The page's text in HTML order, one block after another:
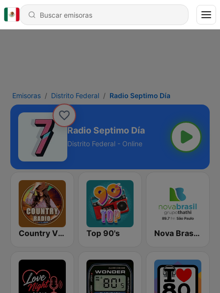
Emisoras Distrito Federal Radio Septimo Día
Radio Septimo Día
Distrito Federal - Online
Country Vibes Top 90's Nova Brasil 89.7 SP